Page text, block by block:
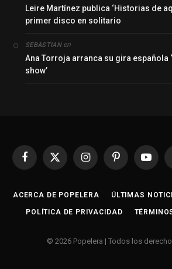
Leire Martínez publica ‘Historias de
primer disco en solitario
SEBASTIANen
Ana Torroja arranca su gira española
show’
Facebook
X
InstagramPinterest
ACERCA DE POPELERA ÚLTIMAS
POLÍTICA DE PRIVACIDAD
© 2026 Popelera | Todos los